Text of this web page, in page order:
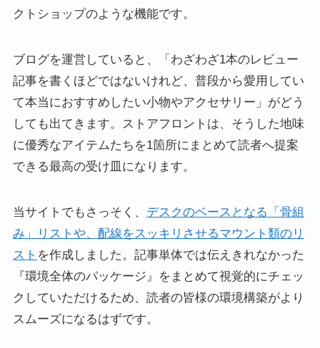
クトショップのような機能です。
ブログを運営していると、「わざわざ1本のレビュー
記事を書くほどではないけれど、普段から愛用してい
て本当におすすめしたい小物やアクセサリー」がどう
しても出てきます。ストアフロントは、そうした地味
に優秀なアイテムたちを1箇所にまとめて読者へ提案
できる最高の受け皿になります。
当サイトでもさっそく、 デスクのベースとなる「骨組
み」リストや、配線をスッキリさせるマウント類のリ
スト を作成しました。記事単体では伝えきれなかった
『環境全体のパッケージ』をまとめて視覚的にチェッ
クしていただけるため、読者の皆様の環境構築がより
スムーズになるはずです。